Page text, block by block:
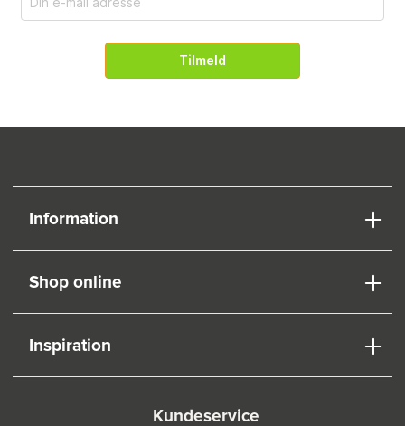
Tilmeld
Information
Shop online
Inspiration
Kundeservice